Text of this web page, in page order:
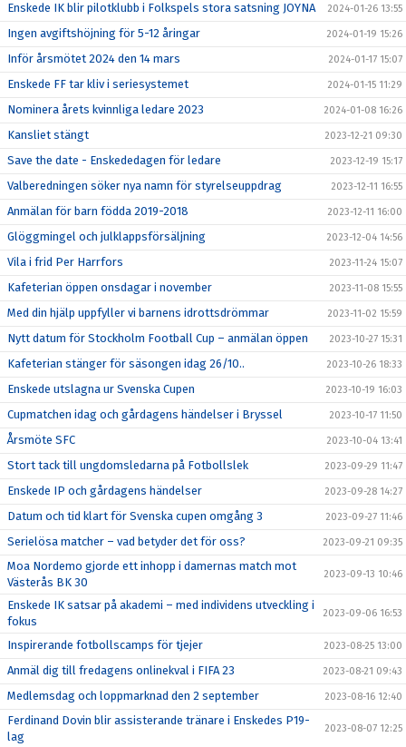
Enskede IK blir pilotklubb i Folkspels stora satsning JOYNA 2024-01-26 13:55
Ingen avgiftshöjning för 5-12 åringar 2024-01-19 15:26
Inför årsmötet 2024 den 14 mars 2024-01-17 15:07
Enskede FF tar kliv i seriesystemet 2024-01-15 11:29
Nominera årets kvinnliga ledare 2023 2024-01-08 16:26
Kansliet stängt 2023-12-21 09:30
Save the date - Enskededagen för ledare 2023-12-19 15:17
Valberedningen söker nya namn för styrelseuppdrag 2023-12-11 16:55
Anmälan för barn födda 2019-2018 2023-12-11 16:00
Glöggmingel och julklappsförsäljning 2023-12-04 14:56
Vila i frid Per Harrfors 2023-11-24 15:07
Kafeterian öppen onsdagar i november 2023-11-08 15:55
Med din hjälp uppfyller vi barnens idrottsdrömmar 2023-11-02 15:59
Nytt datum för Stockholm Football Cup – anmälan öppen 2023-10-27 15:31
Kafeterian stänger för säsongen idag 26/10.. 2023-10-26 18:33
Enskede utslagna ur Svenska Cupen 2023-10-19 16:03
Cupmatchen idag och gårdagens händelser i Bryssel 2023-10-17 11:50
Årsmöte SFC 2023-10-04 13:41
Stort tack till ungdomsledarna på Fotbollslek 2023-09-29 11:47
Enskede IP och gårdagens händelser 2023-09-28 14:27
Datum och tid klart för Svenska cupen omgång 3 2023-09-27 11:46
Serielösa matcher – vad betyder det för oss? 2023-09-21 09:35
Moa Nordemo gjorde ett inhopp i damernas match mot
Västerås BK 30
2023-09-13 10:46
Enskede IK satsar på akademi – med individens utveckling i
fokus
2023-09-06 16:53
Inspirerande fotbollscamps för tjejer 2023-08-25 13:00
Anmäl dig till fredagens onlinekval i FIFA 23 2023-08-21 09:43
Medlemsdag och loppmarknad den 2 september 2023-08-16 12:40
Ferdinand Dovin blir assisterande tränare i Enskedes P19-
lag
2023-08-07 12:25